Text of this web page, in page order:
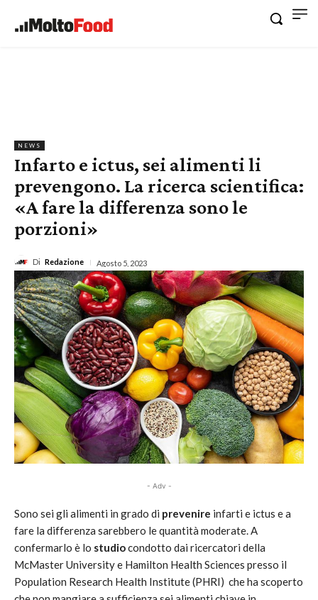
NEWS
Infarto e ictus, sei alimenti li
prevengono. La ricerca scientifica:
«A fare la differenza sono le
porzioni»
Di Redazione Agosto 5, 2023
- Adv -
Sono sei gli alimenti in grado di prevenire infarti e ictus e a
fare la differenza sarebbero le quantità moderate. A
confermarlo è lo studiocondotto dai ricercatori della
McMaster University e Hamilton Health Sciences presso il
Population Research Health Institute (PHRI) che ha scoperto